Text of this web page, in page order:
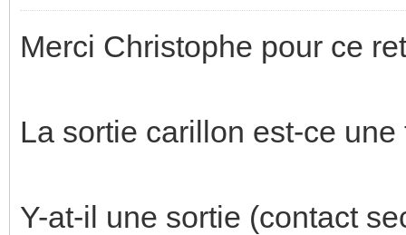
Merci Christophe pour ce
La sortie carillon est-ce
Y-at-il une sortie (contact